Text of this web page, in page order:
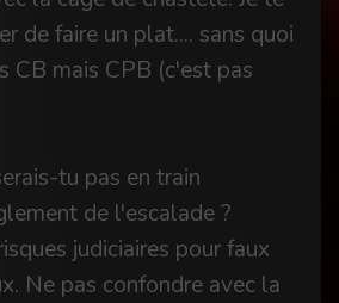
de faire un plat.... sans quoi
CB mais CPB (c'est pas
tu pas en train
de l'escalade ?
judiciaires pour faux
Ne pas confondre avec la